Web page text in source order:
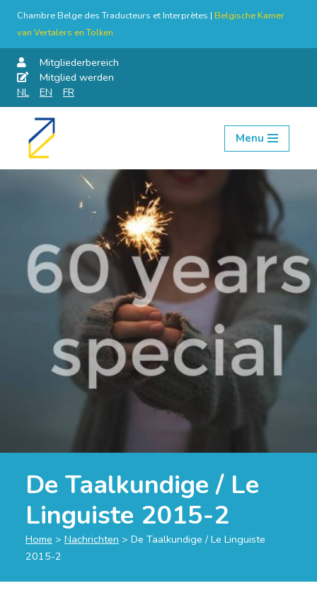
Chambre Belge des Traducteurs et Interprètes | Belgische Kamer
van Vertalers en Tolken
Mitgliederbereich
Mitglied werden
NL
EN FR
Skip
Menu
De Taalkundige / Le
Linguiste 2015-2
Home > Nachrichten > De Taalkundige / Le Linguiste
2015-2